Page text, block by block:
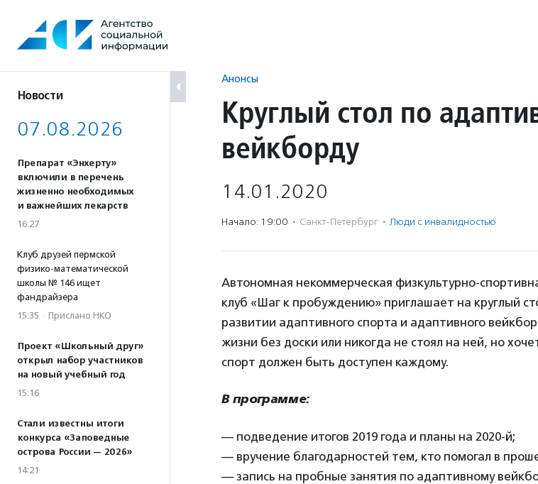
содержанию
Новости
07.08.2026
Препарат «Энхерту»
включили в перечень
жизненно необходимых
и важнейших лекарств
16:27
Клуб друзей пермской
физико-математической
школы № 146 ищет
фандрайзера
15:35 · Прислано НКО
Проект «Школьный друг»
открыл набор участников
на новый учебный год
15:16
Стали известны итоги
конкурса «Заповедные
острова России — 2026»
14:21
Анонсы
Круглый стол по
вейкборду
14.01.2020
Начало: 19:00 · Санкт-Петербург · Люди с инвалидностью
Автономная некоммерческая физкультурно-
клуб «Шаг к пробуждению» приглашает на круглый
развитии адаптивного спорта и адаптивного
жизни без доски или никогда не стоял на ней, но
спорт должен быть доступен каждому.
В программе:
— подведение итогов 2019 года и планы на 2020-й;
— вручение благодарностей тем, кто помогал в
— запись на пробные занятия по адаптивному